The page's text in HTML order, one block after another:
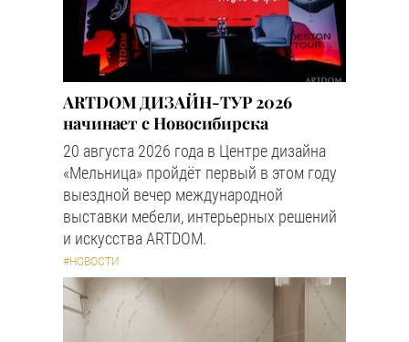
ARTDOM ДИЗАЙН-ТУР 2026
начинает с Новосибирска
20 августа 2026 года в Центре дизайна
«Мельница» пройдёт первый в этом году
выездной вечер международной
выставки мебели, интерьерных решений
и искусства ARTDOM.
#НОВОСТИ